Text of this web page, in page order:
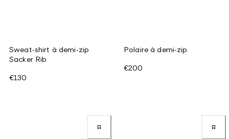
Sweat-shirt à demi-zip
Sacker Rib
€130
Polaire à demi-zip
€200